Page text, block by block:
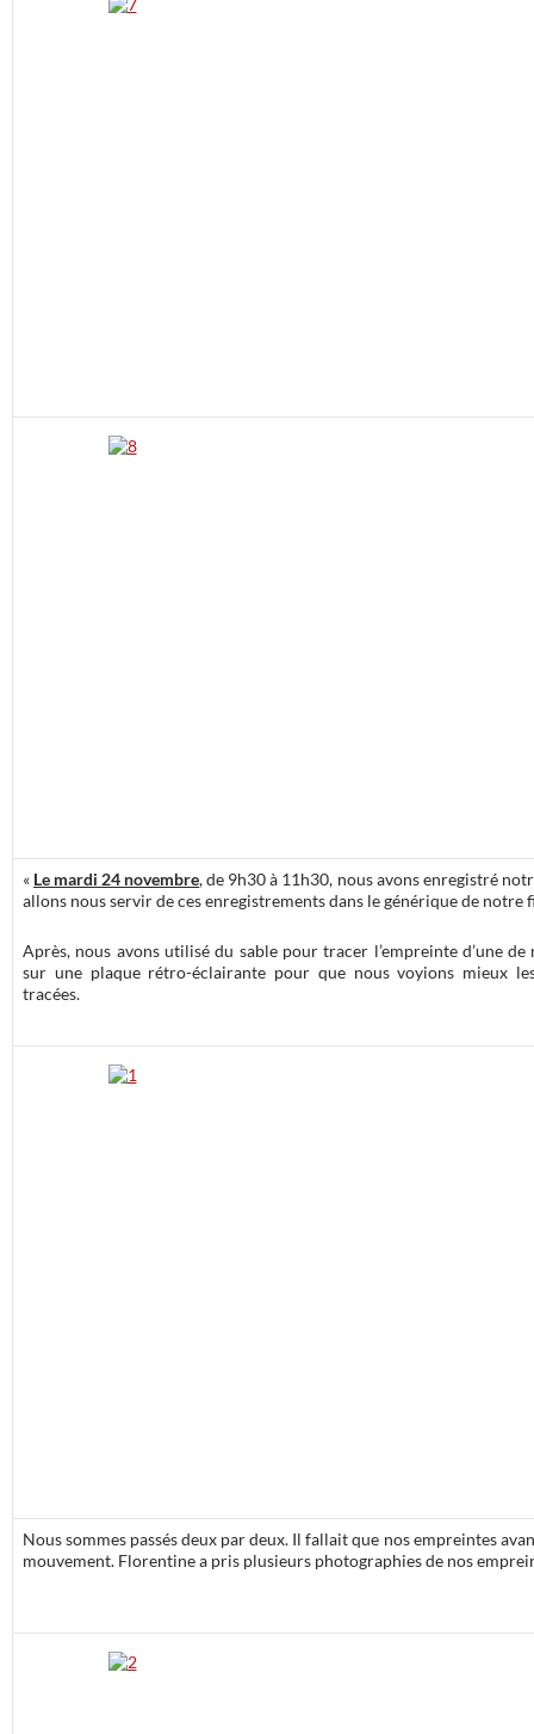
« Le mardi 24 novembre, de 9h30 à 11h30, nous avons enregistré
allons nous servir de ces enregistrements dans le générique de notre
Après, nous avons utilisé du sable pour tracer l’empreinte d’une de
sur une plaque rétro-éclairante pour que nous voyions mieux
tracées.
Nous sommes passés deux par deux. Il fallait que nos empreintes
mouvement. Florentine a pris plusieurs photographies de nos